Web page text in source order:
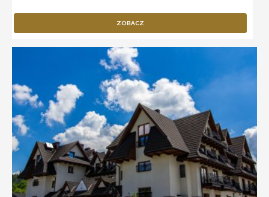
ZOBACZ